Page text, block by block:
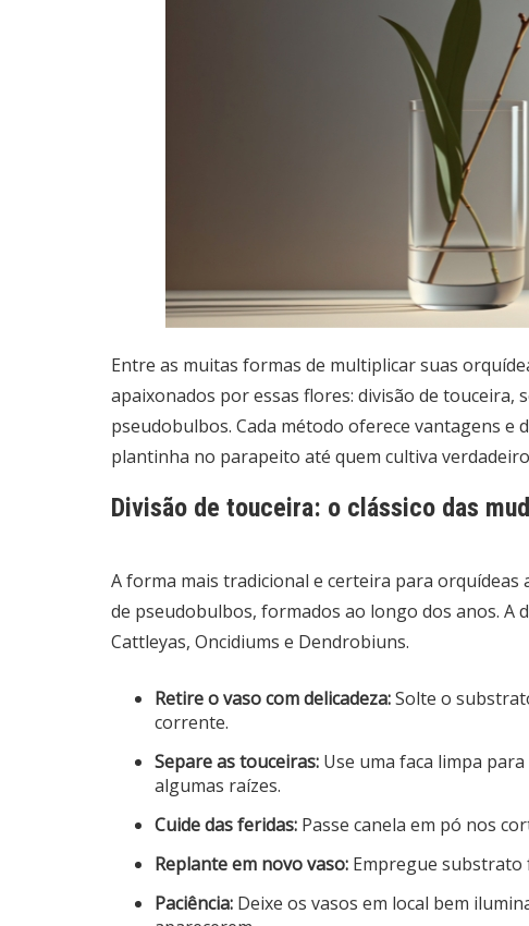
Entre as muitas formas de multiplicar suas
apaixonados por essas flores: divisão de touceira,
pseudobulbos. Cada método oferece vantagens e
plantinha no parapeito até quem cultiva
Divisão de touceira: o clássico das
A forma mais tradicional e certeira para
de pseudobulbos, formados ao longo dos anos. A
Cattleyas, Oncidiums e Dendrobiuns.
Retire o vaso com delicadeza:Solte o
corrente.
Separe as touceiras: Use uma faca limpa
algumas raízes.
Cuide das feridas: Passe canela em pó nos
Replante em novo vaso: Empregue substrato
Paciência: Deixe os vasos em local bem